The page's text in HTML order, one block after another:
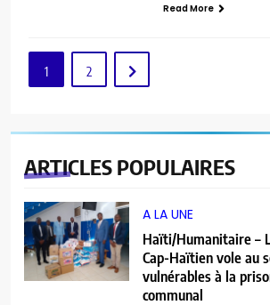
ARTICLES POPULAIRES
A LA UNE
Haïti/Humanitaire –
Cap-Haïtien vole au
vulnérables à la
communal
Read More
1 2